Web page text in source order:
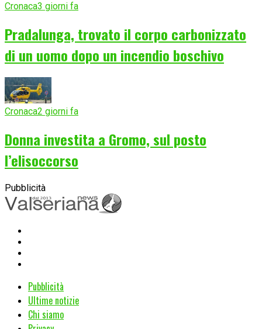
Cronaca3 giorni fa
Pradalunga, trovato il corpo carbonizzato
di un uomo dopo un incendio boschivo
Cronaca2 giorni fa
Donna investita a Gromo, sul posto
l’elisoccorso
Pubblicità
Pubblicità
Ultime notizie
Chi siamo